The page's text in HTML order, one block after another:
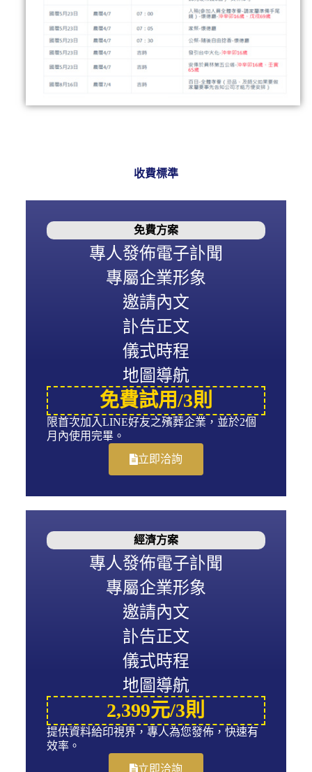
收費標準
免費方案
專人發佈電子訃聞
專屬企業形象
邀請內文
訃告正文
儀式時程
地圖導航
免費試用/3則
限首次加入LINE好友之殯葬企業，並於2個
月內使用完畢。
立即洽詢
經濟方案
專人發佈電子訃聞
專屬企業形象
邀請內文
訃告正文
儀式時程
地圖導航
2,399元/3則
提供資料給印視界，專人為您發佈，快速有
效率。
立即洽詢